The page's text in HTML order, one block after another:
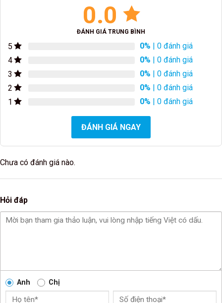
0.0
ĐÁNH GIÁ TRUNG BÌNH
5 0% | 0 đánh giá
4
0% | 0 đánh giá
3
0% | 0 đánh giá
2
0% | 0 đánh giá
1
0% | 0 đánh giá
ĐÁNH GIÁ NGAY
Chưa có đánh giá nào.
Hỏi đáp
Anh Chị